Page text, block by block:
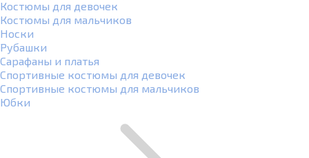
Костюмы для девочек
Костюмы для мальчиков
Носки
Рубашки
Сарафаны и платья
Спортивные костюмы для девочек
Спортивные костюмы для мальчиков
Юбки